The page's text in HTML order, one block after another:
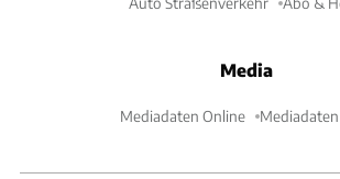
Media
Mediadaten Online